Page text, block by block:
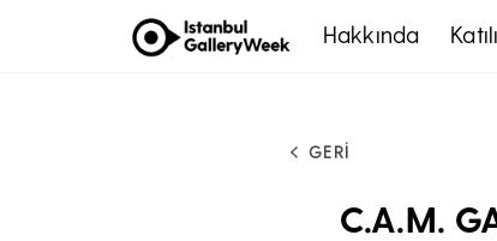
Hakkında
GERİ
C.A.M.